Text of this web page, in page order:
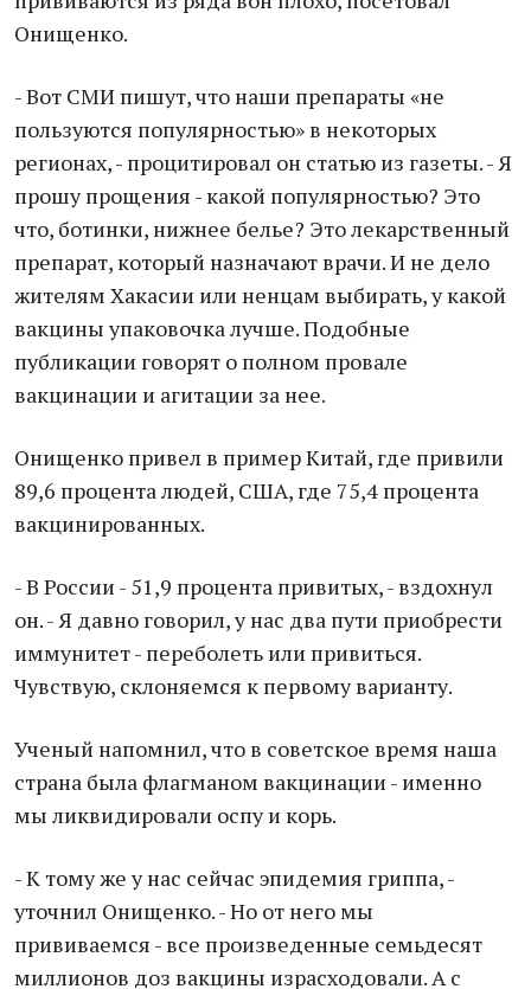
Онищенко.
- Вот СМИ пишут, что наши препараты «не
пользуются популярностью» в некоторых
регионах, - процитировал он статью из газеты. - Я
прошу прощения - какой популярностью? Это
что, ботинки, нижнее белье? Это лекарственный
препарат, который назначают врачи. И не дело
жителям Хакасии или ненцам выбирать, у какой
вакцины упаковочка лучше. Подобные
публикации говорят о полном провале
вакцинации и агитации за нее.
Онищенко привел в пример Китай, где привили
89,6 процента людей, США, где 75,4 процента
вакцинированных.
- В России - 51,9 процента привитых, - вздохнул
он. - Я давно говорил, у нас два пути приобрести
иммунитет - переболеть или привиться.
Чувствую, склоняемся к первому варианту.
Ученый напомнил, что в советское время наша
страна была флагманом вакцинации - именно
мы ликвидировали оспу и корь.
- К тому же у нас сейчас эпидемия гриппа, -
уточнил Онищенко. - Но от него мы
прививаемся - все произведенные семьдесят
миллионов доз вакцины израсходовали. А с